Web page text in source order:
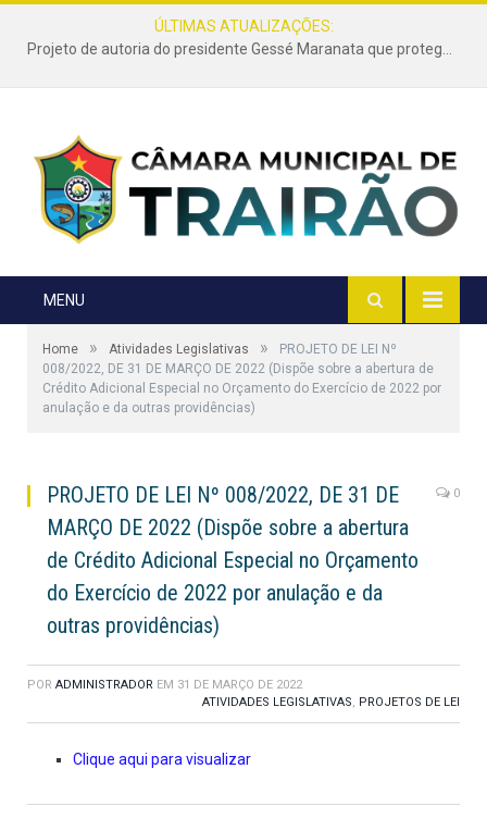
ÚLTIMAS ATUALIZAÇÕES:
Projeto de autoria do presidente Gessé Maranata que protege as estradas vicinais de Trairão é transformado em lei
MENU
Home » Atividades Legislativas »
PROJETO DE LEI Nº
008/2022, DE 31 DE MARÇO DE 2022 (Dispõe sobre a abertura de
Crédito Adicional Especial no Orçamento do Exercício de 2022 por
anulação e da outras providências)
PROJETO DE LEI Nº 008/2022, DE 31 DE
MARÇO DE 2022 (Dispõe sobre a abertura
de Crédito Adicional Especial no Orçamento
do Exercício de 2022 por anulação e da
outras providências)
0
POR ADMINISTRADOR EM 31 DE MARÇO DE 2022
ATIVIDADES LEGISLATIVAS, PROJETOS DE LEI
Clique aqui para visualizar